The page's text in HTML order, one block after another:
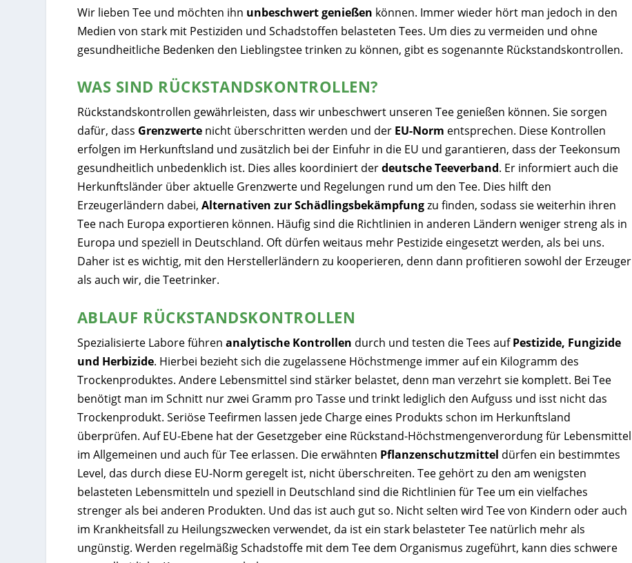
Wir lieben Tee und möchten ihn unbeschwert genießen können. Immer wieder hört man jedoch in den
Medien von stark mit Pestiziden und Schadstoffen belasteten Tees. Um dies zu vermeiden und ohne
gesundheitliche Bedenken den Lieblingstee trinken zu können, gibt es sogenannte Rückstandskontrollen.
WAS SIND RÜCKSTANDSKONTROLLEN?
Rückstandskontrollen gewährleisten, dass wir unbeschwert unseren Tee genießen können. Sie sorgen
dafür, dass Grenzwertenicht überschritten werden und der EU-Norm entsprechen. Diese Kontrollen
erfolgen im Herkunftsland und zusätzlich bei der Einfuhr in die EU und garantieren, dass der Teekonsum
gesundheitlich unbedenklich ist. Dies alles koordiniert derdeutsche Teeverband. Er informiert auch die
Herkunftsländer über aktuelle Grenzwerte und Regelungen rund um den Tee. Dies hilft den
Erzeugerländern dabei, Alternativen zur Schädlingsbekämpfungzu finden, sodass sie weiterhin ihren
Tee nach Europa exportieren können. Häufig sind die Richtlinien in anderen Ländern weniger streng als in
Europa und speziell in Deutschland. Oft dürfen weitaus mehr Pestizide eingesetzt werden, als bei uns.
Daher ist es wichtig, mit den Herstellerländern zu kooperieren, denn dann profitieren sowohl der Erzeuger
als auch wir, die Teetrinker.
ABLAUF RÜCKSTANDSKONTROLLEN
Spezialisierte Labore führen analytische Kontrollen durch und testen die Tees aufPestizide, Fungizide
und Herbizide. Hierbei bezieht sich die zugelassene Höchstmenge immer auf ein Kilogramm des
Trockenproduktes. Andere Lebensmittel sind stärker belastet, denn man verzehrt sie komplett. Bei Tee
benötigt man im Schnitt nur zwei Gramm pro Tasse und trinkt lediglich den Aufguss und isst nicht das
Trockenprodukt. Seriöse Teefirmen lassen jede Charge eines Produkts schon im Herkunftsland
überprüfen. Auf EU-Ebene hat der Gesetzgeber eine Rückstand-Höchstmengenverordung für Lebensmittel
im Allgemeinen und auch für Tee erlassen. Die erwähnten Pflanzenschutzmittel dürfen ein bestimmtes
Level, das durch diese EU-Norm geregelt ist, nicht überschreiten. Tee gehört zu den am wenigsten
belasteten Lebensmitteln und speziell in Deutschland sind die Richtlinien für Tee um ein vielfaches
strenger als bei anderen Produkten. Und das ist auch gut so. Nicht selten wird Tee von Kindern oder auch
im Krankheitsfall zu Heilungszwecken verwendet, da ist ein stark belasteter Tee natürlich mehr als
ungünstig. Werden regelmäßig Schadstoffe mit dem Tee dem Organismus zugeführt, kann dies schwere